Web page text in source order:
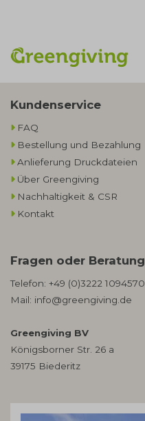
Kundenservice
FAQ
Bestellung und Bezahlung
Anlieferung Druckdateien
Über Greengiving
Nachhaltigkeit & CSR
Kontakt
Fragen oder Beratung
Telefon: +49 (0)3222 1094570
Mail: info@greengiving.de
Greengiving BV
Königsborner Str. 26 a
39175 Biederitz